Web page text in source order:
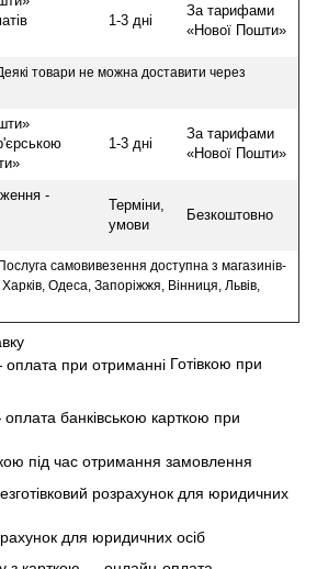
1-3 дні
За тарифами
«Нової Пошти»
товари не можна доставити через
1-3 дні
За тарифами
«Нової Пошти»
Терміни,
умови
Безкоштовно
самовивезення доступна з магазинів-
Харків, Одеса, Запоріжжя, Вінниця, Львів,
Готівкою при
під час отримання замовлення
для юридичних осіб